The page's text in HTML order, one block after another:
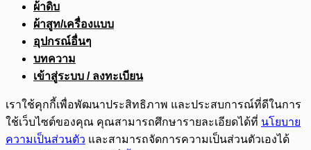
ผ้าดิบ
ผ้าสูท/เครื่องแบบ
อุปกรณ์อื่นๆ
บทความ
เข้าสู่ระบบ / ลงทะเบียน
เราใช้คุกกี้เพื่อพัฒนาประสิทธิภาพ และประสบการณ์ที่ดีในการ
ใช้เว็บไซต์ของคุณ คุณสามารถศึกษารายละเอียดได้ที่ นโยบาย
ความเป็นส่วนตัว และสามารถจัดการความเป็นส่วนตัวเองได้